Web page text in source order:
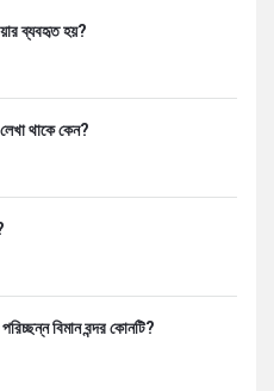
ব্যবহৃত হয়?
থাকে কেন?
বিমান বন্দর কোনটি?